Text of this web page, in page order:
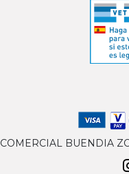
COMERCIAL BUENDIA